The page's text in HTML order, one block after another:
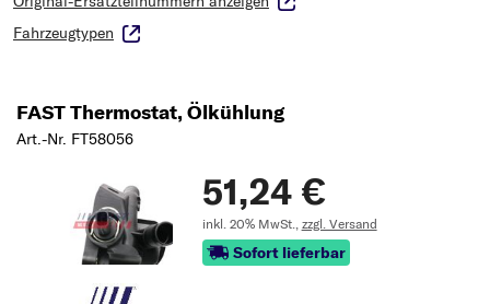
Fahrzeugtypen
FAST Thermostat, Ölkühlung
Art.-Nr. FT58056
51,24 €
inkl. 20% MwSt., zzgl. Versand
Sofort lieferbar